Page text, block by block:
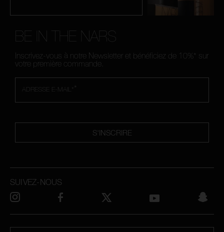
BE IN THE NARS
Inscrivez-vous à notre Newsletter et bénéficiez de 10%* sur
votre première commande.
*
ADRESSE E-MAIL*
S'INSCRIRE
SUIVEZ-NOUS